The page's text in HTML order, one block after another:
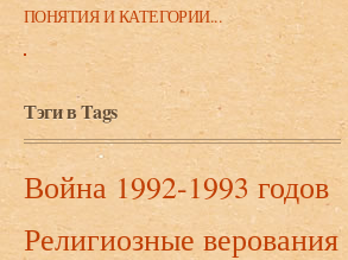
ПОНЯТИЯ И КАТЕГОРИИ...
Тэги в Tags
Война 1992-1993 годов
Религиозные верования